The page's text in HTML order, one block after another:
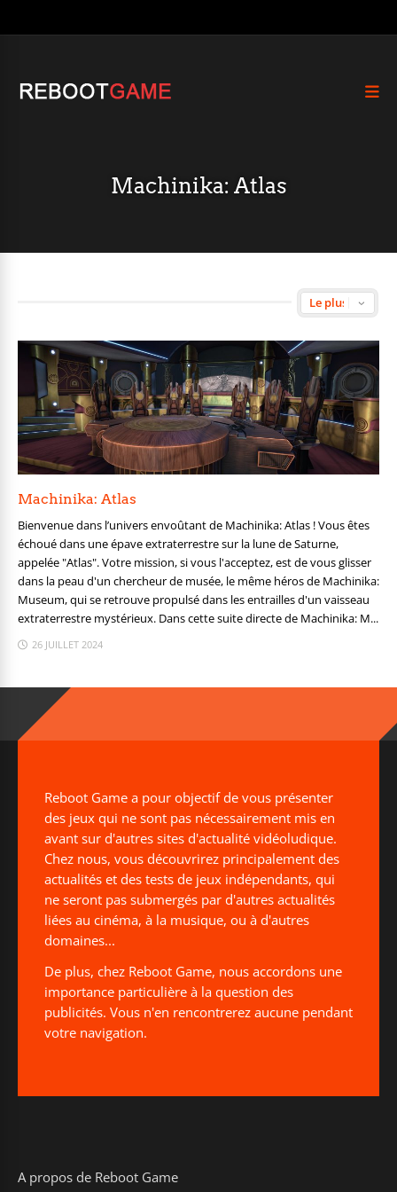
Machinika: Atlas
Machinika: Atlas
Bienvenue dans l’univers envoûtant de Machinika: Atlas ! Vous êtes
échoué dans une épave extraterrestre sur la lune de Saturne,
appelée "Atlas". Votre mission, si vous l'acceptez, est de vous glisser
dans la peau d'un chercheur de musée, le même héros de Machinika:
Museum, qui se retrouve propulsé dans les entrailles d'un vaisseau
extraterrestre mystérieux. Dans cette suite directe de Machinika: M...
26 JUILLET 2024
Reboot Game a pour objectif de vous présenter
des jeux qui ne sont pas nécessairement mis en
avant sur d'autres sites d'actualité vidéoludique.
Chez nous, vous découvrirez principalement des
actualités et des tests de jeux indépendants, qui
ne seront pas submergés par d'autres actualités
liées au cinéma, à la musique, ou à d'autres
domaines...
De plus, chez Reboot Game, nous accordons une
importance particulière à la question des
publicités. Vous n'en rencontrerez aucune pendant
votre navigation.
A propos de Reboot Game